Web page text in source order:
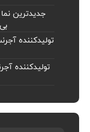
جدیدترین
تولیدکننده
تولیدکننده